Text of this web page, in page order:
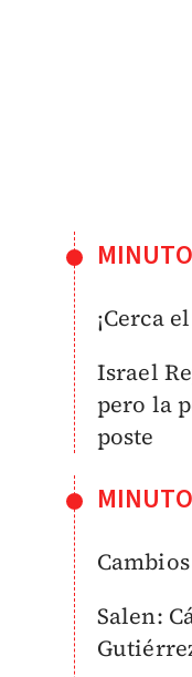
¡Cerca el
Israel
pero la
poste
Salen: